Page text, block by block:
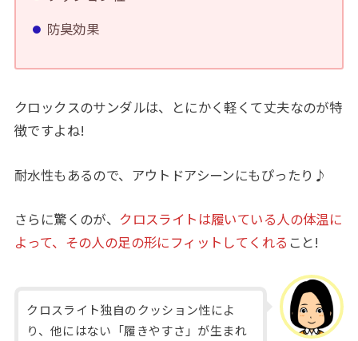
防臭効果
クロックスのサンダルは、とにかく軽くて丈夫なのが特
徴ですよね!
耐水性もあるので、アウトドアシーンにもぴったり♪
さらに驚くのが、 クロスライトは履いている人の体温に
よって、その人の足の形にフィットしてくれる こと!
クロスライト独自のクッション性によ
り、他にはない「履きやすさ」が生まれ